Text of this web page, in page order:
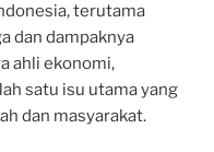
terutama
dan dampaknya
ahli ekonomi,
satu isu utama yang
dan masyarakat.